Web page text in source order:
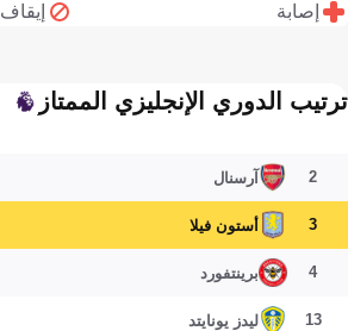
إصابة إيقاف
ترتيب الدوري الإنجليزي الممتاز
2 آرسنال
3 أستون فيلا
4 برينتفورد
13 ليدز يونايتد